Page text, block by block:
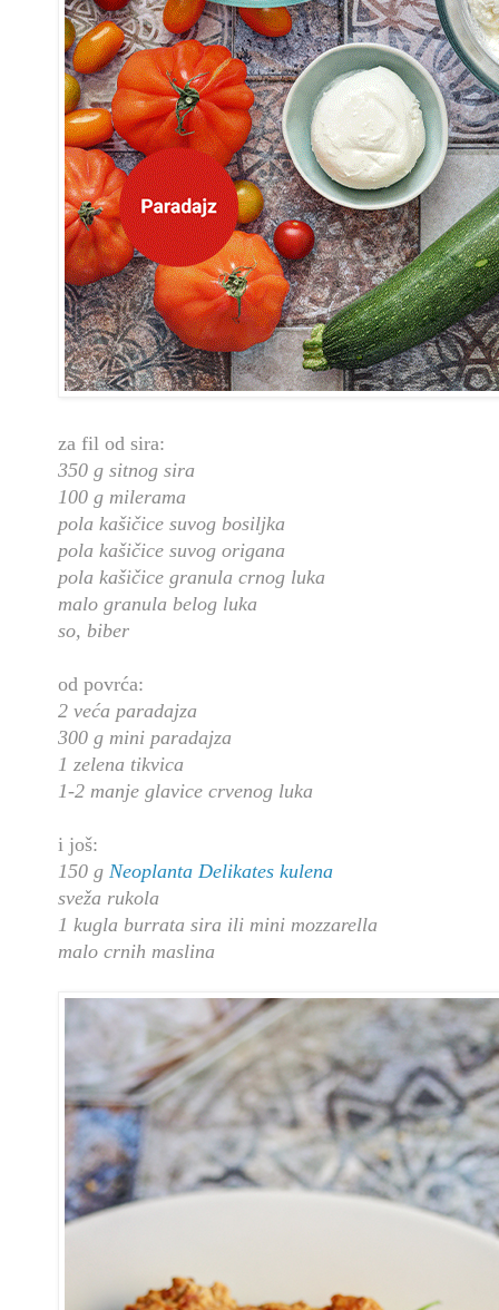
za fil od sira:
350 g sitnog sira
100 g milerama
pola kašičice suvog bosiljka
pola kašičice suvog origana
pola kašičice granula crnog luka
malo granula belog luka
so, biber
od povrća:
2 veća paradajza
300 g mini paradajza
1 zelena tikvica
1-2 manje glavice crvenog luka
i još:
150 g Neoplanta Delikates kulena
sveža rukola
1 kugla burrata sira ili mini mozzarella
malo crnih maslina